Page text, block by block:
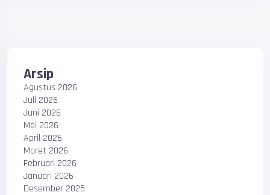
Arsip
Agustus 2026
Juli 2026
Juni 2026
Mei 2026
April 2026
Maret 2026
Februari 2026
Januari 2026
Desember 2025